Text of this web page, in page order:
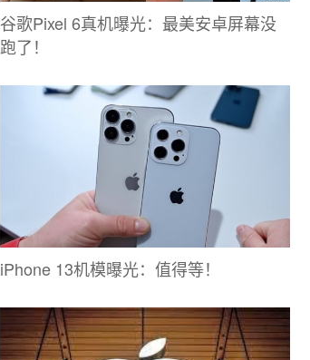
谷歌Pixel 6真机曝光：最美安卓屏幕没
跑了！
iPhone 13机模曝光：值得等！